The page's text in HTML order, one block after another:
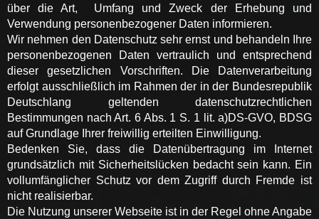
über die Art,
Umfang und Zweck der Erhebung und
Verwendung personenbezogener Daten informieren.
Wir nehmen den Datenschutz sehr ernst und behandeln Ihre
personenbezogenen Daten vertraulich und entsprechend
dieser gesetzlichen Vorschriften. Die Datenverarbeitung
erfolgt ausschließlich im Rahmen der in der Bundesrepublik
Deutschlang geltenden datenschutzrechtlichen
Bestimmungen nach Art. 6 Abs. 1 S. 1 lit. a)DS-GVO, BDSG
auf Grundlage Ihrer freiwillig erteilten Einwilligung.
Bedenken Sie, dass die Datenübertragung im Internet
grundsätzlich mit Sicherheitslücken bedacht sein kann. Ein
vollumfänglicher Schutz vor dem Zugriff durch Fremde ist
nicht realisierbar.
Die Nutzung unserer Webseite ist in der Regel ohne Angabe